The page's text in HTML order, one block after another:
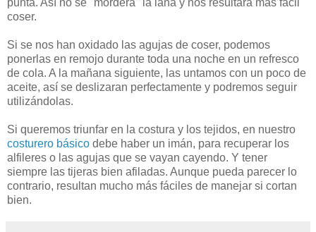
coser.
Si se nos han oxidado las agujas de coser, podemos
ponerlas en remojo durante toda una noche en un refresco
de cola. A la mañana siguiente, las untamos con un poco de
aceite, así se deslizaran perfectamente y podremos seguir
utilizándolas.
Si queremos triunfar en la costura y los tejidos, en nuestro
costurero básico debe haber un imán, para recuperar los
alfileres o las agujas que se vayan cayendo. Y tener
siempre las tijeras bien afiladas. Aunque pueda parecer lo
contrario, resultan mucho más fáciles de manejar si cortan
bien.